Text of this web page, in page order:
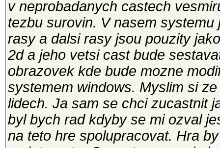
v neprobadanych castech
tezbu surovin. V nasem
rasy a dalsi rasy jsou pouzity
2d a jeho vetsi cast bude
obrazovek kde bude mozne
systemem windows. Myslim si
lidech. Ja sam se chci zucastnit
byl bych rad kdyby se mi ozval
na teto hre spolupracovat. Hra